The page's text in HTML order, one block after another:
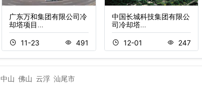
广东万和集团有限公司冷
却塔项目…
11-23 491
中国长城科技集团有限公
司冷却塔…
12-01 247
中山 佛山 云浮 汕尾市